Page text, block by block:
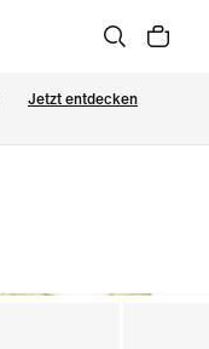
Jetzt entdecken